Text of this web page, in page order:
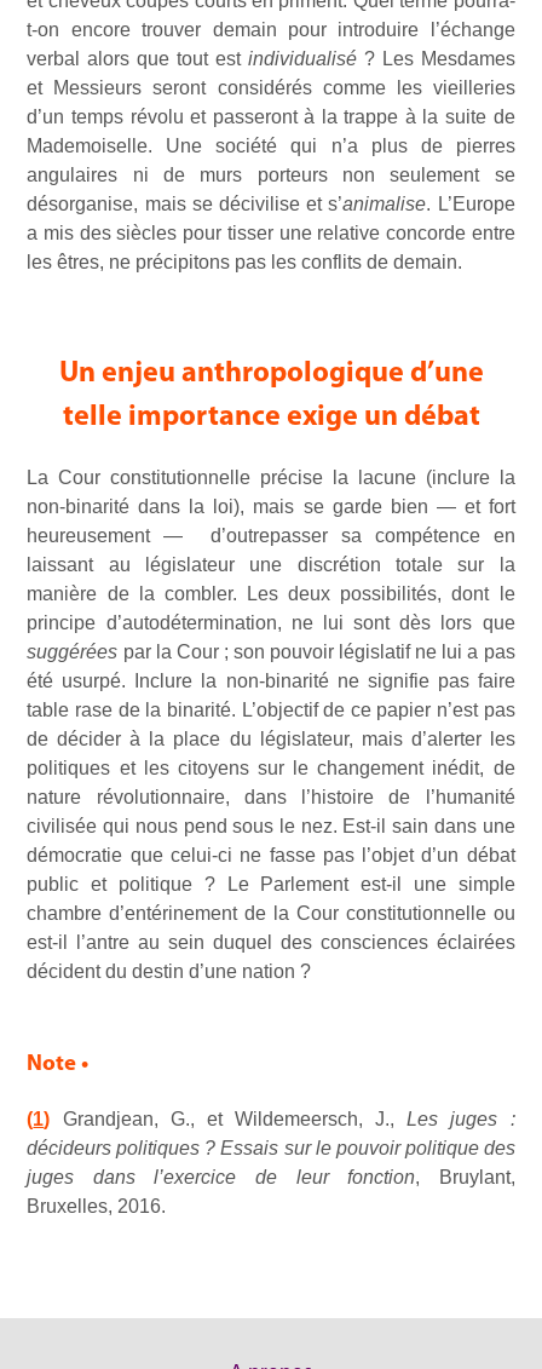
t-on encore trouver demain pour introduire l’échange
verbal alors que tout est individualisé? Les Mesdames
et Messieurs seront considérés comme les vieilleries
d’un temps révolu et passeront à la trappe à la suite de
Mademoiselle. Une société qui n’a plus de pierres
angulaires ni de murs porteurs non seulement se
désorganise, mais se décivilise et s’animalise. L’Europe
a mis des siècles pour tisser une relative concorde entre
les êtres, ne précipitons pas les conflits de demain.
Un enjeu anthropologique d’une
telle importance exige un débat
La Cour constitutionnelle précise la lacune (inclure la
non-binarité dans la loi), mais se garde bien — et fort
heureusement — d’outrepasser sa compétence en
laissant au législateur une discrétion totale sur la
manière de la combler. Les deux possibilités, dont le
principe d’autodétermination, ne lui sont dès lors que
suggérées par la Cour ; son pouvoir législatif ne lui a pas
été usurpé. Inclure la non-binarité ne signifie pas faire
table rase de la binarité. L’objectif de ce papier n’est pas
de décider à la place du législateur, mais d’alerter les
politiques et les citoyens sur le changement inédit, de
nature révolutionnaire, dans l’histoire de l’humanité
civilisée qui nous pend sous le nez. Est-il sain dans une
démocratie que celui-ci ne fasse pas l’objet d’un débat
public et politique ? Le Parlement est-il une simple
chambre d’entérinement de la Cour constitutionnelle ou
est-il l’antre au sein duquel des consciences éclairées
décident du destin d’une nation ?
Note •
(1) Grandjean, G., et Wildemeersch, J.,Les juges :
décideurs politiques ? Essais sur le pouvoir politique des
juges dans l’exercice de leur fonction, Bruylant,
Bruxelles, 2016.